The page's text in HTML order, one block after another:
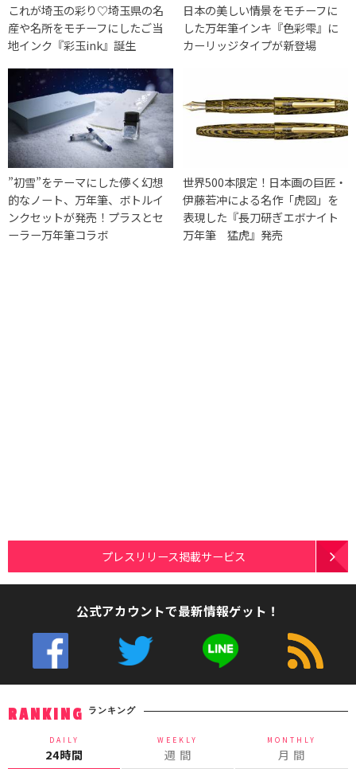
これが埼玉の彩り♡埼玉県の名
産や名所をモチーフにしたご当
地インク『彩玉ink』誕生
日本の美しい情景をモチーフに
した万年筆インキ『色彩雫』に
カーリッジタイプが新登場
”初雪”をテーマにした儚く幻想
的なノート、万年筆、ボトルイ
ンクセットが発売！プラスとセ
ーラー万年筆コラボ
世界500本限定！日本画の巨匠・
伊藤若冲による名作「虎図」を
表現した『長刀研ぎエボナイト
万年筆 猛虎』発売
プレスリリース掲載サービス
公式アカウントで最新情報ゲット！
RANKING ランキング
DAILY
24時間
WEEKLY
週 間
MONTHLY
月 間